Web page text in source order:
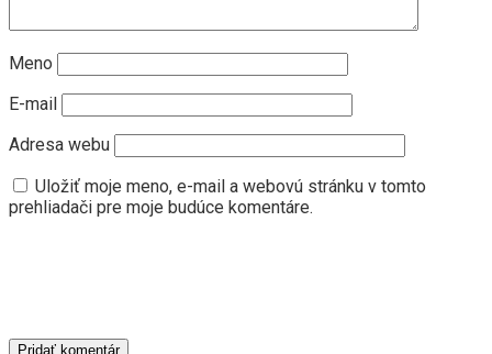
Meno
E-mail
Adresa webu
Uložiť moje meno, e-mail a webovú stránku v tomto
prehliadači pre moje budúce komentáre.